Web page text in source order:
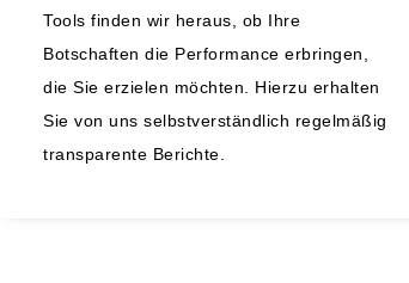
Tools finden wir heraus, ob Ihre
Botschaften die Performance erbringen,
die Sie erzielen möchten. Hierzu erhalten
Sie von uns selbstverständlich regelmäßig
transparente Berichte.